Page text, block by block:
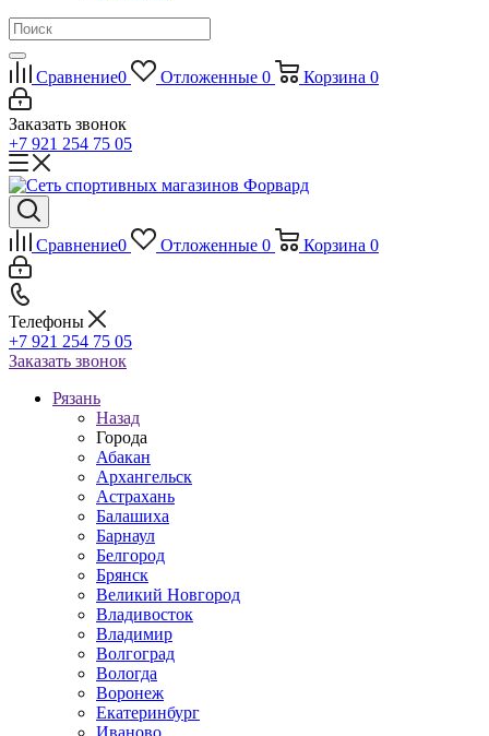
Сравнение0 Отложенные 0 Корзина 0
Заказать звонок
+7 921 254 75 05
Сравнение0 Отложенные 0 Корзина 0
Телефоны
+7 921 254 75 05
Заказать звонок
Рязань
Назад
Города
Абакан
Архангельск
Астрахань
Балашиха
Барнаул
Белгород
Брянск
Великий Новгород
Владивосток
Владимир
Волгоград
Вологда
Воронеж
Екатеринбург
Иваново